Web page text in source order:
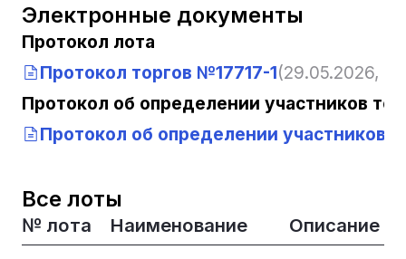
Электронные документы
Протокол лота
Протокол торгов №17717-1(29.05.2026,
Протокол об определении участников
Протокол об определении участников
Все лоты
№ лота Наименование Описание